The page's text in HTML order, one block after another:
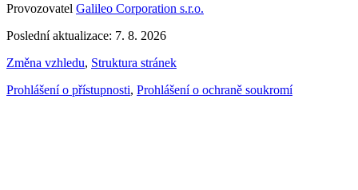
Provozovatel Galileo Corporation s.r.o.
Poslední aktualizace: 7. 8. 2026
Změna vzhledu, Struktura stránek
Prohlášení o přístupnosti, Prohlášení o ochraně soukromí